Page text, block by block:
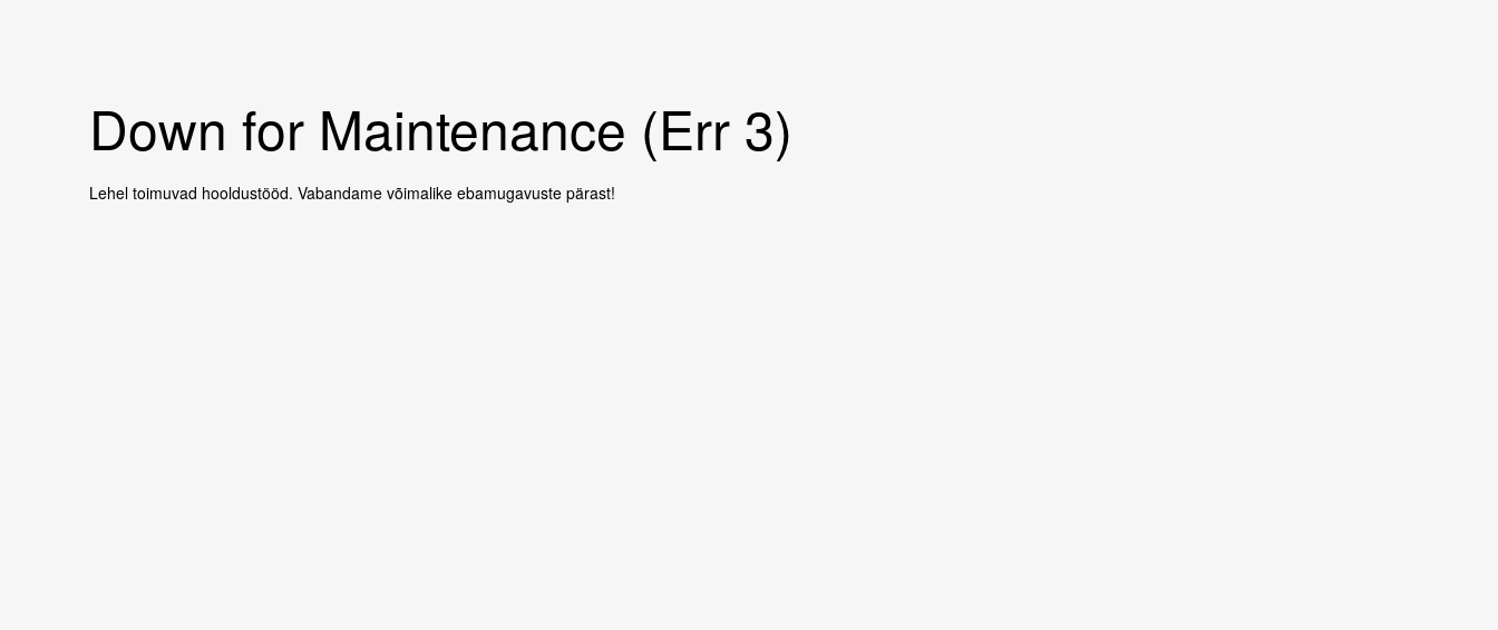
Down for Maintenance (Err 3)
Lehel toimuvad hooldustööd. Vabandame võimalike ebamugavuste pärast!